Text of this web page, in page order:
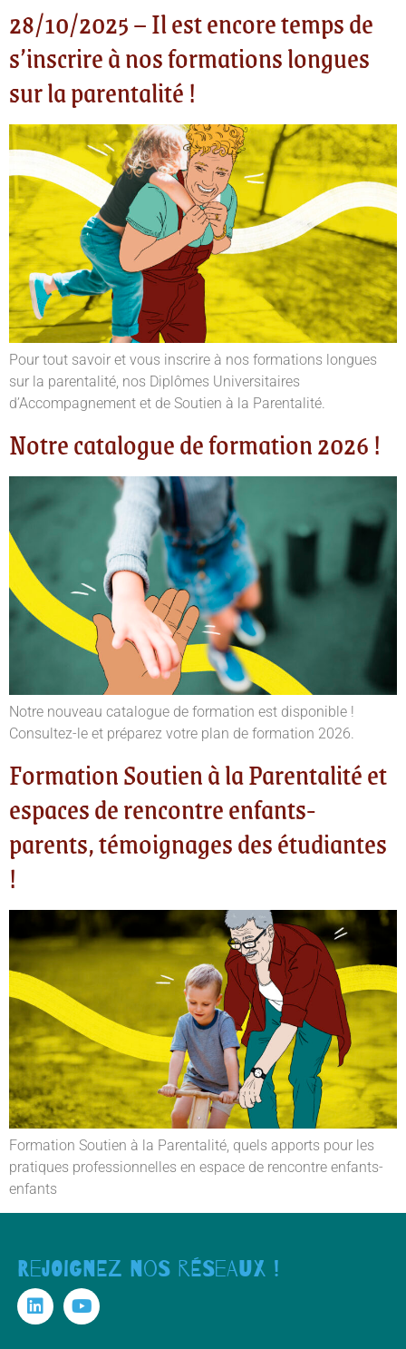
28/10/2025 – Il est encore temps de
s’inscrire à nos formations longues
sur la parentalité !
Pour tout savoir et vous inscrire à nos formations longues
sur la parentalité, nos Diplômes Universitaires
d’Accompagnement et de Soutien à la Parentalité.
Notre catalogue de formation 2026 !
Notre nouveau catalogue de formation est disponible !
Consultez-le et préparez votre plan de formation 2026.
Formation Soutien à la Parentalité et
espaces de rencontre enfants-
parents, témoignages des étudiantes
!
Formation Soutien à la Parentalité, quels apports pour les
pratiques professionnelles en espace de rencontre enfants-
enfants
Rejoignez nos réseaux !